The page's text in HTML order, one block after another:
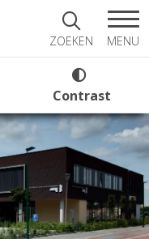
ZOEKEN MENU
Contrast